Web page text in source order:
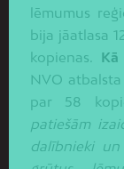
lēmumus
bija jāatlasa
kopienas.
NVO
par 58
patiešām
dalībnieki